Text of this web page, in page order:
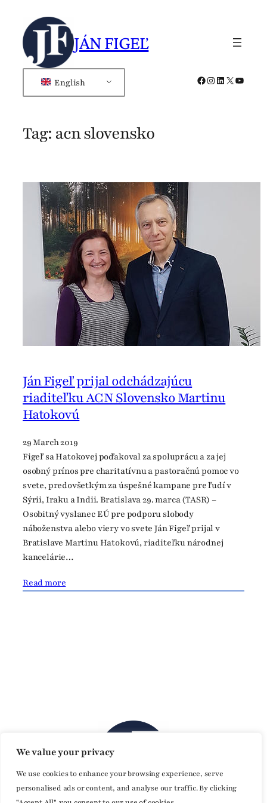
We value your privacy
We use cookies to enhance your browsing experience, serve
personalised ads or content, and analyse our traffic. By clicking
content
JÁN FIGEĽ
English Facebook
Instagram
LinkedIn
X
Tag: acn slovensko
Ján Figeľ prijal odchádzajúcu
riaditeľku ACN Slovensko Martinu
Hatokovú
29 March 2019
Figeľ sa Hatokovej poďakoval za spoluprácu a za jej
osobný prínos pre charitatívnu a pastoračnú pomoc vo
svete, predovšetkým za úspešné kampane pre ľudí v
Sýrii, Iraku a Indii. Bratislava 29. marca (TASR) –
Osobitný vyslanec EÚ pre podporu slobody
náboženstva alebo viery vo svete Ján Figeľ prijal v
Bratislave Martinu Hatokovú, riaditeľku národnej
kancelárie…
Read more